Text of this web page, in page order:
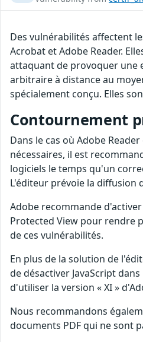
Des vulnérabilités affectent
Acrobat et Adobe Reader.
attaquant de provoquer une
arbitraire à distance au
spécialement conçu. Elles
Contournement
Dans le cas où Adobe
nécessaires, il est
logiciels le temps qu'un
L'éditeur prévoie la diffusion
Adobe recommande
Protected View pour rendre
de ces vulnérabilités.
En plus de la solution de
de désactiver JavaScript
d'utiliser la version « XI »
Nous recommandons
documents PDF qui ne sont